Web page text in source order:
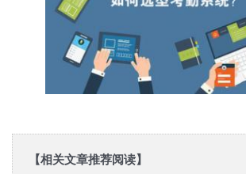
【相关文章推荐阅读】